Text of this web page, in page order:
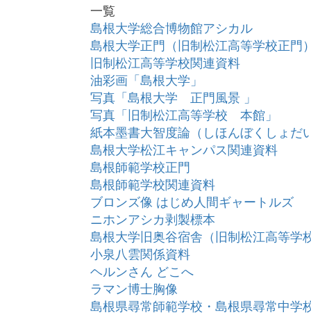
一覧
島根大学総合博物館アシカル
島根大学正門（旧制松江高等学校正門
旧制松江高等学校関連資料
油彩画「島根大学」
写真「島根大学 正門風景 」
写真「旧制松江高等学校 本館」
紙本墨書大智度論（しほんぼくしょだ
島根大学松江キャンパス関連資料
島根師範学校正門
島根師範学校関連資料
ブロンズ像 はじめ人間ギャートルズ
ニホンアシカ剥製標本
島根大学旧奥谷宿舎（旧制松江高等学
小泉八雲関係資料
ヘルンさん どこへ
ラマン博士胸像
島根県尋常師範学校・島根県尋常中学